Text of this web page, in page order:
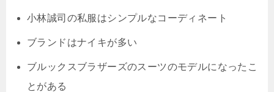
小林誠司の私服はシンプルなコーディネート
ブランドはナイキが多い
ブルックスブラザーズのスーツのモデルになったこ
とがある